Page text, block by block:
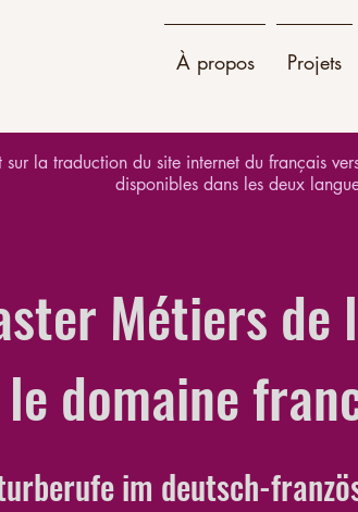
À propos Projets
la traduction du site internet du français
disponibles dans les deux
Métiers de
domaine
im deutsch-